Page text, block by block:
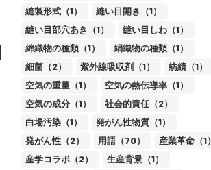
縫製形式（1）
縫い目開き（1）
縫い目部穴あき（1）
縫い目しわ（1）
綿織物の種類（1）
絹織物の種類（1）
細菌（2）
紫外線吸収剤（1）
紡績（1）
空気の重量（1）
空気の熱伝導率（1）
空気の成分（1）
社会的責任（2）
白場汚染（1）
発がん性物質（1）
発がん性（2）
用語（70）
産業革命（1）
産学コラボ（2）
生産背景（1）